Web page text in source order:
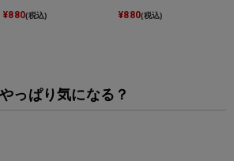
¥880(税込)
¥880(税込)
っぱり気になる？